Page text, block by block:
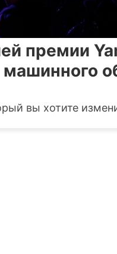
премии
вы хотите